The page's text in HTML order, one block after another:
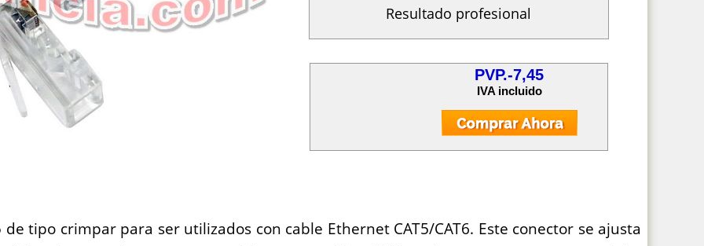
Resultado profesional
PVP.-7,45
IVA incluido
tipo crimpar para ser utilizados con cable Ethernet CAT5/CAT6. Este conector se ajusta